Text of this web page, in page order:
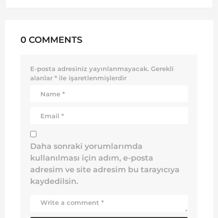
0 COMMENTS
E-posta adresiniz yayınlanmayacak. Gerekli
alanlar * ile işaretlenmişlerdir
Daha sonraki yorumlarımda
kullanılması için adım, e-posta
adresim ve site adresim bu tarayıcıya
kaydedilsin.